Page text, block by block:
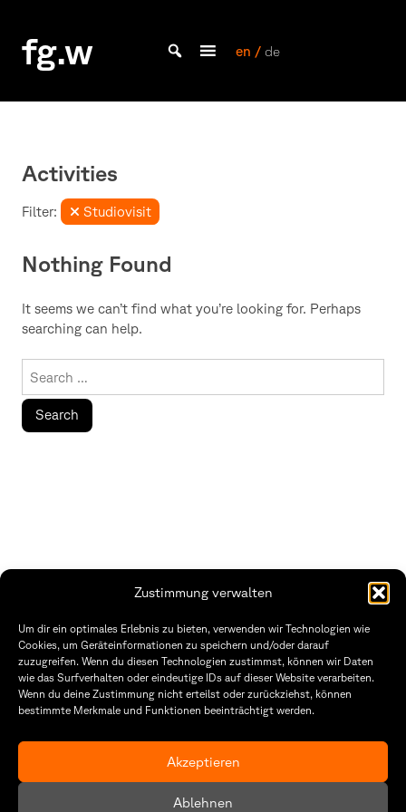
Zustimmung verwalten
Um dir ein optimales Erlebnis zu bieten, verwenden wir Technologien wie
Cookies, um Geräteinformationen zu speichern und/oder darauf
zuzugreifen. Wenn du diesen Technologien zustimmst, können wir Daten
wie das Surfverhalten oder eindeutige IDs auf dieser Website verarbeiten.
Wenn du deine Zustimmung nicht erteilst oder zurückziehst, können
bestimmte Merkmale und Funktionen beeinträchtigt werden.
Akzeptieren
Ablehnen
content
fg.w
Bachelor Kommunikationsdesign und Master Design & Information studieren
en / de
Activities
Filter: Studiovisit
Nothing Found
It seems we can’t find what you’re looking for. Perhaps
searching can help.
for:
THWS | Fakultät Gestaltung Würzburg
Technische Hochschule
Würzburg-Schweinfurt
97074 Würzburg
mail: dekanat.fg@thws.de
Öffnungszeiten Dekanat
Montag – Freitag
Dienstag & Donnerstag
8:30 – 15:30
Raum: I.1.29